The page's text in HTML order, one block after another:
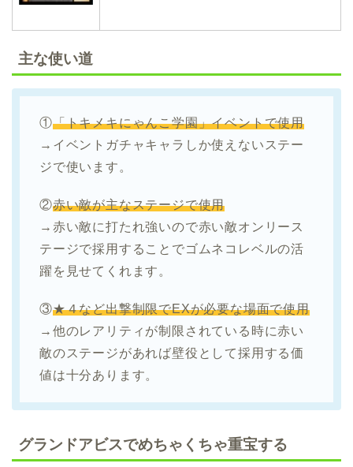
主な使い道
①「トキメキにゃんこ学園」イベントで使用
→イベントガチャキャラしか使えないステー
ジで使います。
②赤い敵が主なステージで使用
→赤い敵に打たれ強いので赤い敵オンリース
テージで採用することでゴムネコレベルの活
躍を見せてくれます。
③★４など出撃制限でEXが必要な場面で使用
→他のレアリティが制限されている時に赤い
敵のステージがあれば壁役として採用する価
値は十分あります。
グランドアビスでめちゃくちゃ重宝する